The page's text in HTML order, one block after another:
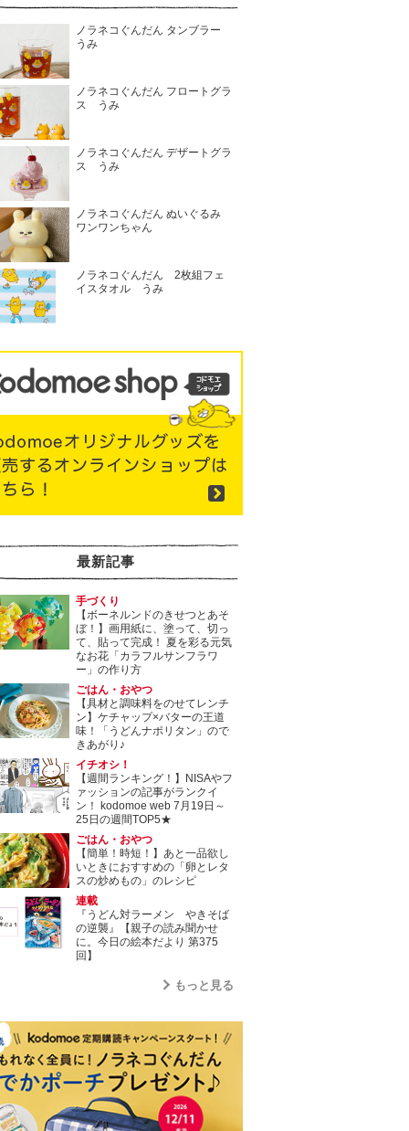
ノラネコぐんだん タンブラー
うみ
ノラネコぐんだん フロートグラ
ス うみ
ノラネコぐんだん デザートグラ
ス うみ
ノラネコぐんだん ぬいぐるみ
ワンワンちゃん
ノラネコぐんだん 2枚組フェ
イスタオル うみ
最新記事
手づくり
【ボーネルンドのきせつとあそ
ぼ！】画用紙に、塗って、切っ
て、貼って完成！ 夏を彩る元気
なお花「カラフルサンフラワ
ー」の作り方
ごはん・おやつ
【具材と調味料をのせてレンチ
ン】ケチャップ×バターの王道
味！「うどんナポリタン」ので
きあがり♪
イチオシ！
【週間ランキング！】NISAやフ
ァッションの記事がランクイ
ン！ kodomoe web 7月19日～
25日の週間TOP5★
ごはん・おやつ
【簡単！時短！】あと一品欲し
いときにおすすめの「卵とレタ
スの炒めもの」のレシピ
連載
『うどん対ラーメン やきそば
の逆襲』【親子の読み聞かせ
に。今日の絵本だより 第375
回】
もっと見る